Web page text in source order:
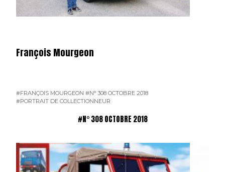
François Mourgeon
#FRANÇOIS MOURGEON #N° 308 OCTOBRE 2018
#PORTRAIT DE COLLECTIONNEUR
#N° 308 OCTOBRE 2018